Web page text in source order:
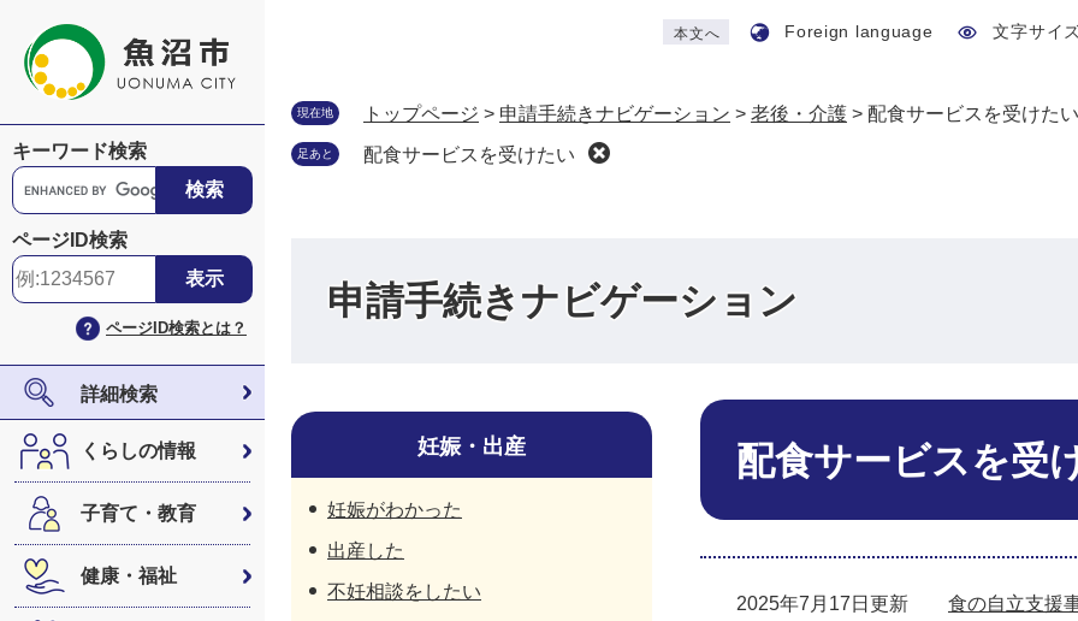
本文へ Foreign language 文字サイ
キーワード検索
G
o
o
g
ス
タ
ム
検
索
ページID検索
ページID検索とは？
詳細検索
くらしの情報
子育て・教育
健康・福祉
現在地 トップページ > 申請手続きナビゲーション > 老後・介護 > 配食サービスを受けたい
足あと 配食サービスを受けたい
申請手続きナビゲーション
本
配食サービスを受
2025年7月17日更新 食の自立支援
妊娠・出産
妊娠がわかった
出産した
不妊相談をしたい